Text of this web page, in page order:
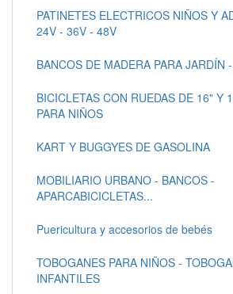
PATINETES ELECTRICOS NIÑOS Y
24V - 36V - 48V
BANCOS DE MADERA PARA JARDÍN
BICICLETAS CON RUEDAS DE 16" Y
PARA NIÑOS
KART Y BUGGYES DE GASOLINA
MOBILIARIO URBANO - BANCOS -
APARCABICICLETAS...
Puericultura y accesorios de bebés
TOBOGANES PARA NIÑOS -
INFANTILES